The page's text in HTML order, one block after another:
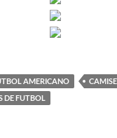
AMERICANO
DE FUTBOL